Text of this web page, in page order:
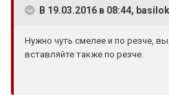
В 19.03.2016 в 08:44,
Нужно чуть смелее и по резче,
вставляйте также по резче.